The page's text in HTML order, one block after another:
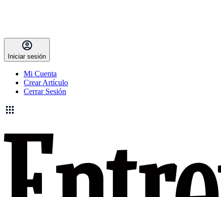
Iniciar sesión
Mi Cuenta
Crear Artículo
Cerrar Sesión